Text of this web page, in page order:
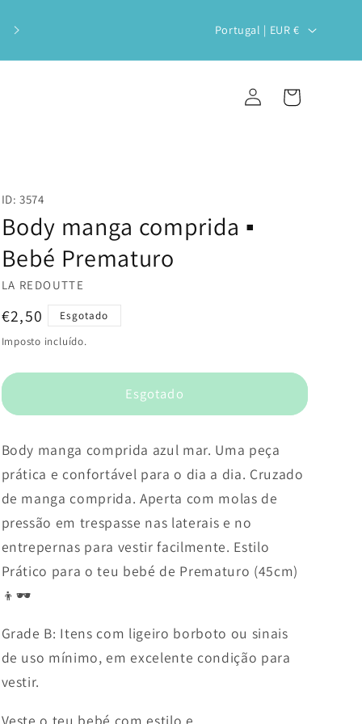
sustentabilidade!
P
a
g
Portugal | EUR €
Iniciar
sessão
Carrinho
ID: 3574
Body manga comprida ▪️
Bebé Prematuro
LA REDOUTTE
Preço
normal
€2,50
Esgotado
Imposto incluído.
Esgotado
Body manga comprida azul mar. Uma peça
prática e confortável para o dia a dia. Cruzado
de manga comprida. Aperta com molas de
pressão em trespasse nas laterais e no
entrepernas para vestir facilmente. Estilo
Prático para o teu bebé de Prematuro (45cm)
👦🕶️
Grade B: Itens com ligeiro borboto ou sinais
de uso mínimo, em excelente condição para
vestir.
Veste o teu bebé com estilo e